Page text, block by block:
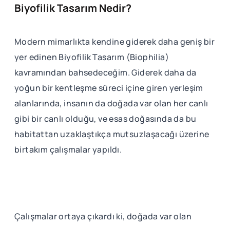
Biyofilik Tasarım Nedir?
Modern mimarlıkta kendine giderek daha geniş bir
yer edinen Biyofilik Tasarım (Biophilia)
kavramından bahsedeceğim. Giderek daha da
yoğun bir kentleşme süreci içine giren yerleşim
alanlarında, insanın da doğada var olan her canlı
gibi bir canlı olduğu, ve esas doğasında da bu
habitattan uzaklaştıkça mutsuzlaşacağı üzerine
birtakım çalışmalar yapıldı.
Çalışmalar ortaya çıkardı ki, doğada var olan